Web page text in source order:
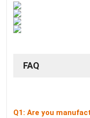
FAQ
Q1: Are you